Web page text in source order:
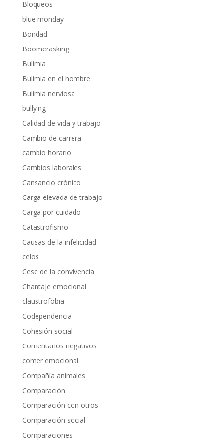
Bloqueos
blue monday
Bondad
Boomerasking
Bulimia
Bulimia en el hombre
Bulimia nerviosa
bullying
Calidad de vida y trabajo
Cambio de carrera
cambio horario
Cambios laborales
Cansancio crónico
Carga elevada de trabajo
Carga por cuidado
Catastrofismo
Causas de la infelicidad
celos
Cese de la convivencia
Chantaje emocional
claustrofobia
Codependencia
Cohesión social
Comentarios negativos
comer emocional
Compañía animales
Comparación
Comparación con otros
Comparación social
Comparaciones